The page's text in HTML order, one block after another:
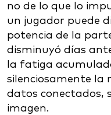
no de lo que lo
un jugador puede
potencia de la
disminuyó días
la fatiga
silenciosamente la
datos conectados,
imagen.